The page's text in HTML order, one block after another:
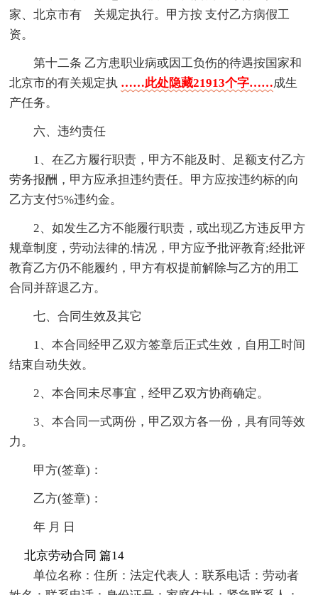
家、北京市有 关规定执行。甲方按 支付乙方病假工
资。
第十二条 乙方患职业病或因工负伤的待遇按国家和
北京市的有关规定执 ……此处隐藏21913个字……成生
产任务。
六、违约责任
1、在乙方履行职责，甲方不能及时、足额支付乙方
劳务报酬，甲方应承担违约责任。甲方应按违约标的向
乙方支付5%违约金。
2、如发生乙方不能履行职责，或出现乙方违反甲方
规章制度，劳动法律的.情况，甲方应予批评教育;经批评
教育乙方仍不能履约，甲方有权提前解除与乙方的用工
合同并辞退乙方。
七、合同生效及其它
1、本合同经甲乙双方签章后正式生效，自用工时间
结束自动失效。
2、本合同未尽事宜，经甲乙双方协商确定。
3、本合同一式两份，甲乙双方各一份，具有同等效
力。
甲方(签章)：
乙方(签章)：
年 月 日
北京劳动合同 篇14
单位名称：住所：法定代表人：联系电话：劳动者